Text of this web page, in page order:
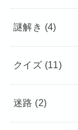
謎解き (4)
クイズ (11)
迷路 (2)